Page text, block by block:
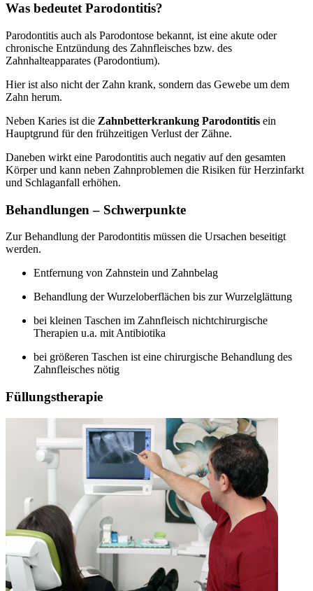
Was bedeutet Parodontitis?
Parodontitis auch als Parodontose bekannt, ist eine akute oder
chronische Entzündung des Zahnfleisches bzw. des
Zahnhalteapparates (Parodontium).
Hier ist also nicht der Zahn krank, sondern das Gewebe um dem
Zahn herum.
Neben Karies ist die Zahnbetterkrankung Parodontitis ein
Hauptgrund für den frühzeitigen Verlust der Zähne.
Daneben wirkt eine Parodontitis auch negativ auf den gesamten
Körper und kann neben Zahnproblemen die Risiken für Herzinfarkt
und Schlaganfall erhöhen.
Behandlungen – Schwerpunkte
Zur Behandlung der Parodontitis müssen die Ursachen beseitigt
werden.
Entfernung von Zahnstein und Zahnbelag
Behandlung der Wurzeloberflächen bis zur Wurzelglättung
bei kleinen Taschen im Zahnfleisch nichtchirurgische
Therapien u.a. mit Antibiotika
bei größeren Taschen ist eine chirurgische Behandlung des
Zahnfleisches nötig
Füllungstherapie